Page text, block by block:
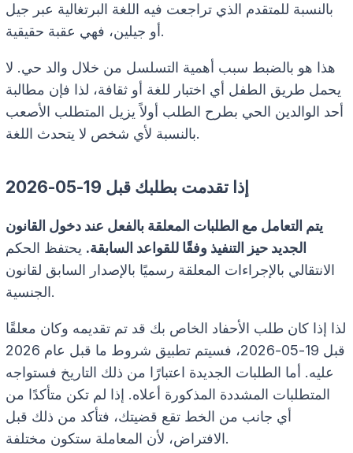
بالنسبة للمتقدم الذي تراجعت فيه اللغة البرتغالية عبر جيل
أو جيلين، فهي عقبة حقيقية.
هذا هو بالضبط سبب أهمية التسلسل من خلال والد حي. لا
يحمل طريق الطفل أي اختبار للغة أو ثقافة، لذا فإن مطالبة
أحد الوالدين الحي بطرح الطلب أولاً يزيل المتطلب الأصعب
بالنسبة لأي شخص لا يتحدث اللغة.
إذا تقدمت بطلبك قبل 19-05-2026
يتم التعامل مع الطلبات المعلقة بالفعل عند دخول القانون
الجديد حيز التنفيذ وفقًا للقواعد السابقة. يحتفظ الحكم
الانتقالي بالإجراءات المعلقة رسميًا بالإصدار السابق لقانون
الجنسية.
لذا إذا كان طلب الأحفاد الخاص بك قد تم تقديمه وكان معلقًا
قبل 19-05-2026، فسيتم تطبيق شروط ما قبل عام 2026
عليه. أما الطلبات الجديدة اعتبارًا من ذلك التاريخ فستواجه
المتطلبات المشددة المذكورة أعلاه. إذا لم تكن متأكدًا من
أي جانب من الخط تقع قضيتك، فتأكد من ذلك قبل
الافتراض، لأن المعاملة ستكون مختلفة.